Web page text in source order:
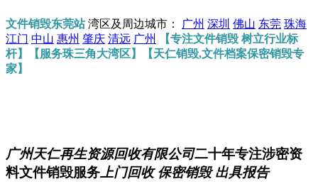
文件销毁东莞站湾区及周边城市： 广州 深圳 佛山 东莞 珠海
江门 中山 惠州 肇庆 清远 广州
【专注文件销毁 树立行业标
杆】【服务珠三角大湾区】【天仁销毁,文件档案保密销毁专
家】
广州天仁再生资源回收有限公司二十年专注涉密资
料文件销毁服务 上门回收 保密销毁 出具报告